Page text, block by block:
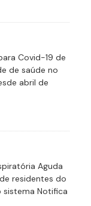
Covid-19 de
de saúde no
abril de
Aguda
residentes do
sistema Notifica